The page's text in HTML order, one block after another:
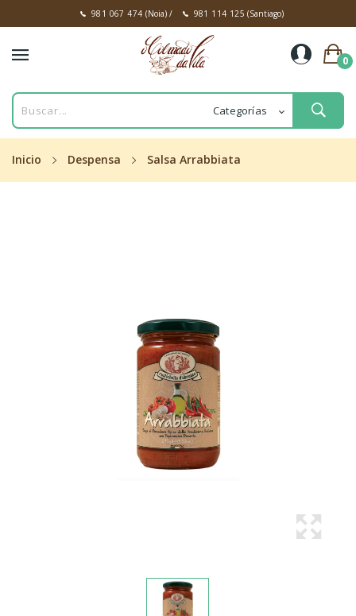
981 067 474 (Noia)/ 981 114 125 (Santiago)
0
Inicio Despensa Salsa Arrabbiata